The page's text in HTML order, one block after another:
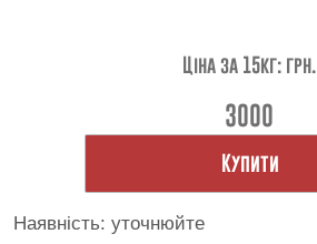
Ціна за 15кг: грн.
3000
Купити
Наявність: уточнюйте